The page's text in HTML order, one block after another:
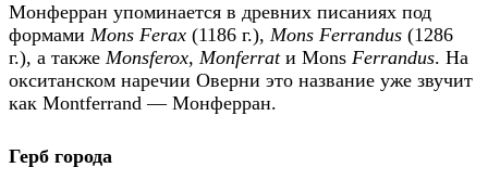
Монферран упоминается в древних писаниях под
формами Mons Ferax (1186 г.), Mons Ferrandus (1286
г.), а также Monsferox, Monferratи Mons Ferrandus. На
окситанском наречии Оверни это название уже звучит
как Montferrand — Монферран.
Герб города